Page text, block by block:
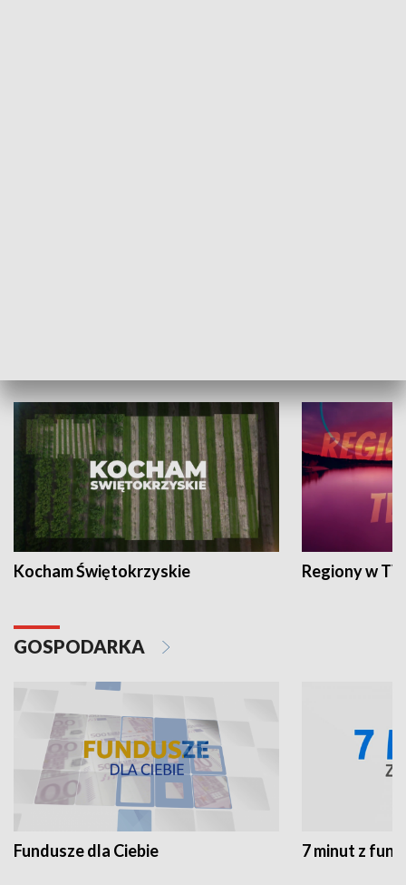
Kocham Świętokrzyskie Regiony w
GOSPODARKA
Fundusze dla Ciebie 7 minut z